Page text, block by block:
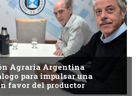
Agraria Argentina
para impulsar una
favor del productor